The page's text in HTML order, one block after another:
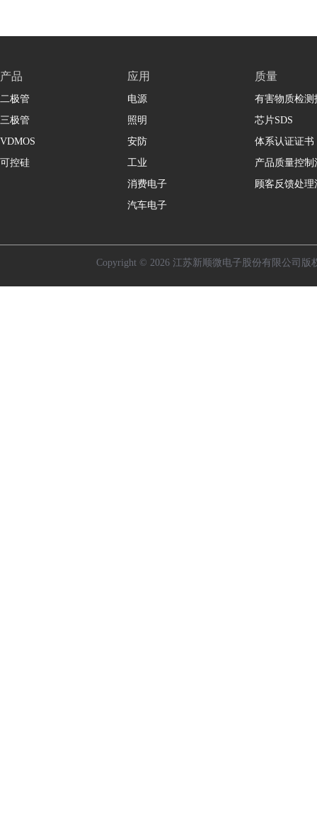
产品
二极管
三极管
VDMOS
可控硅
应用
电源
照明
安防
工业
消费电子
汽车电子
质量
有害物质检测
芯片SDS
体系认证证书
产品质量控制
顾客反馈处理
Copyright © 2026 江苏新顺微电子股份有限公司